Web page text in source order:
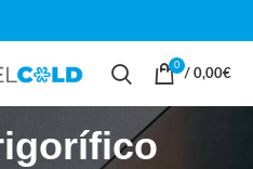
0
/ 0,00€